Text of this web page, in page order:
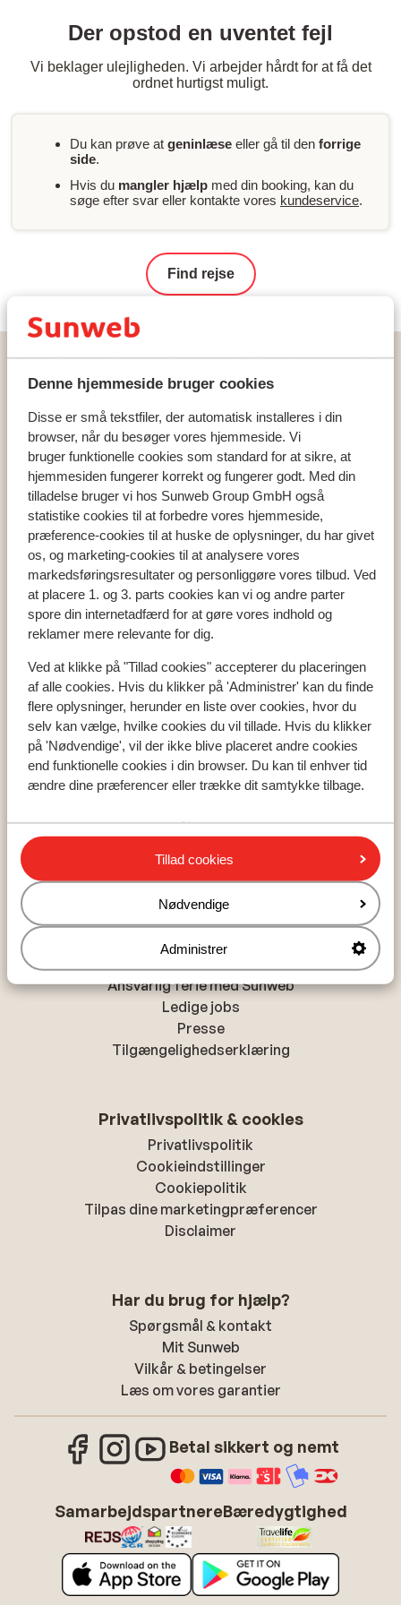
Denne hjemmeside bruger cookies
Disse er små tekstfiler, der automatisk installeres i din
browser, når du besøger vores hjemmeside. Vi
bruger funktionelle cookies som standard for at sikre, at
hjemmesiden fungerer korrekt og fungerer godt. Med din
tilladelse bruger vi hos Sunweb Group GmbH også
statistike cookies til at forbedre vores hjemmeside,
præference-cookies til at huske de oplysninger, du har givet
os, og marketing-cookies til at analysere vores
markedsføringsresultater og personliggøre vores tilbud. Ved
at placere 1. og 3. parts cookies kan vi og andre parter
spore din internetadfærd for at gøre vores indhold og
reklamer mere relevante for dig.
Ved at klikke på "Tillad cookies" accepterer du placeringen
af alle cookies. Hvis du klikker på 'Administrer' kan du finde
flere oplysninger, herunder en liste over cookies, hvor du
selv kan vælge, hvilke cookies du vil tillade. Hvis du klikker
på 'Nødvendige', vil der ikke blive placeret andre cookies
end funktionelle cookies i din browser. Du kan til enhver tid
ændre dine præferencer eller trække dit samtykke tilbage.
Tillad cookies
Nødvendige
Administrer
Der opstod en uventet fejl
Vi beklager ulejligheden. Vi arbejder hårdt for at få det
ordnet hurtigst muligt.
Du kan prøve at geninlæse eller gå til den forrige
side.
Hvis du mangler hjælp med din booking, kan du
søge efter svar eller kontakte vores kundeservice.
Find rejse
Hjem Rejser Spanien Mallorca
Calas de Mallorca
Hotel Palia Maria Eugenia
Populære lande
Tyrkiet
Grækenland
Egypten
Cypern
Populære regioner
Tyrkiets sydkyst
Kreta
Mallorca
Madeira
Alanya
Hurghada
Om Sunweb
Ansvarlig ferie med Sunweb
Ledige jobs
Presse
Tilgængelighedserklæring
Privatlivspolitik & cookies
Privatlivspolitik
Cookieindstillinger
Cookiepolitik
Tilpas dine marketingpræferencer
Disclaimer
Har du brug for hjælp?
Spørgsmål & kontakt
Mit Sunweb
Vilkår & betingelser
Læs om vores garantier
Betal sikkert og nemt
SamarbejdspartnereBæredygtighed